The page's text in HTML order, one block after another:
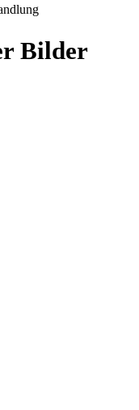
Bilder